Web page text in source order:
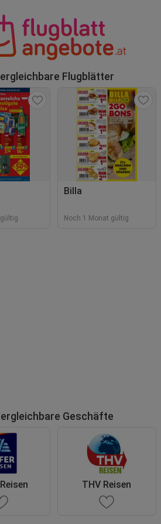
Flugblätter
Billa
Noch 1 Monat gültig
Geschäfte
THV Reisen